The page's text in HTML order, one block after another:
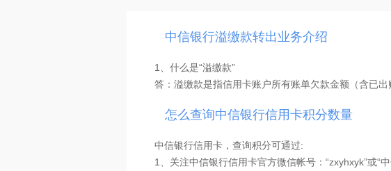
中信银行溢缴款转出业务介绍
1、什么是“溢缴款”
答：溢缴款是指信用卡账户所有账单欠款金额（含已
答：溢缴款留存于信用卡账户中，不计利息，但安全
卡、转至同名借记卡（含他行）。
怎么查询中信银行信用卡积分数量
中信银行信用卡，查询积分可通过:
1、关注中信银行信用卡官方微信帐号：“zxyhxyk”或“中